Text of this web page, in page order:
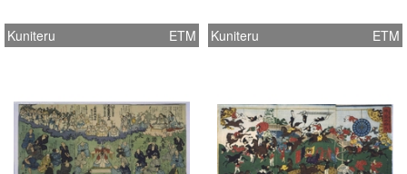
Kuniteru ETM Kuniteru ETM